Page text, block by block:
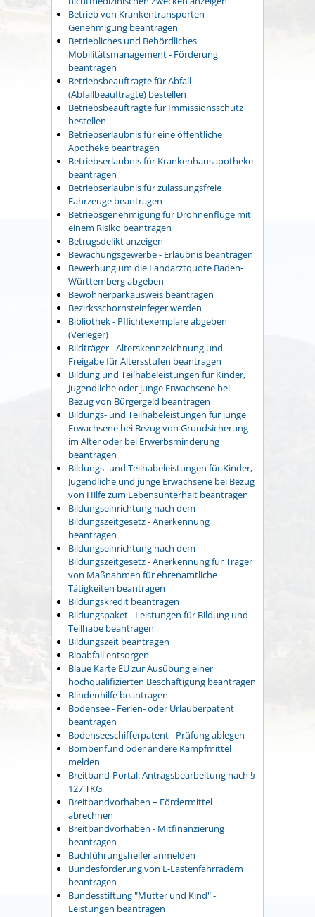
Betrieb von Krankentransporten -
Genehmigung beantragen
Betriebliches und Behördliches
Mobilitätsmanagement - Förderung
beantragen
Betriebsbeauftragte für Abfall
(Abfallbeauftragte) bestellen
Betriebsbeauftragte für Immissionsschutz
bestellen
Betriebserlaubnis für eine öffentliche
Apotheke beantragen
Betriebserlaubnis für Krankenhausapotheke
beantragen
Betriebserlaubnis für zulassungsfreie
Fahrzeuge beantragen
Betriebsgenehmigung für Drohnenflüge mit
einem Risiko beantragen
Betrugsdelikt anzeigen
Bewachungsgewerbe - Erlaubnis beantragen
Bewerbung um die Landarztquote Baden-
Württemberg abgeben
Bewohnerparkausweis beantragen
Bezirksschornsteinfeger werden
Bibliothek - Pflichtexemplare abgeben
(Verleger)
Bildträger - Alterskennzeichnung und
Freigabe für Altersstufen beantragen
Bildung und Teilhabeleistungen für Kinder,
Jugendliche oder junge Erwachsene bei
Bezug von Bürgergeld beantragen
Bildungs- und Teilhabeleistungen für junge
Erwachsene bei Bezug von Grundsicherung
im Alter oder bei Erwerbsminderung
beantragen
Bildungs- und Teilhabeleistungen für Kinder,
Jugendliche und junge Erwachsene bei Bezug
von Hilfe zum Lebensunterhalt beantragen
Bildungseinrichtung nach dem
Bildungszeitgesetz - Anerkennung
beantragen
Bildungseinrichtung nach dem
Bildungszeitgesetz - Anerkennung für Träger
von Maßnahmen für ehrenamtliche
Tätigkeiten beantragen
Bildungskredit beantragen
Bildungspaket - Leistungen für Bildung und
Teilhabe beantragen
Bildungszeit beantragen
Bioabfall entsorgen
Blaue Karte EU zur Ausübung einer
hochqualifizierten Beschäftigung beantragen
Blindenhilfe beantragen
Bodensee - Ferien- oder Urlauberpatent
beantragen
Bodenseeschifferpatent - Prüfung ablegen
Bombenfund oder andere Kampfmittel
melden
Breitband-Portal: Antragsbearbeitung nach §
127 TKG
Breitbandvorhaben – Fördermittel
abrechnen
Breitbandvorhaben - Mitfinanzierung
beantragen
Buchführungshelfer anmelden
Bundesförderung von E-Lastenfahrrädern
beantragen
Bundesstiftung "Mutter und Kind" -
Leistungen beantragen